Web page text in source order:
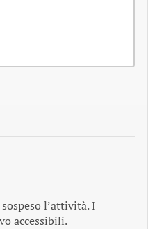
l’attività. I
accessibili.